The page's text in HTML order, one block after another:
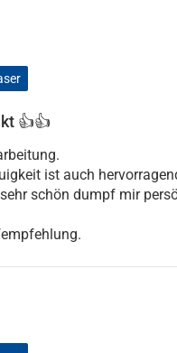
👍👍
ist auch
schön dumpf mir